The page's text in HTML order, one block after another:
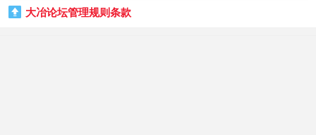
 大冶论坛管理规则条款